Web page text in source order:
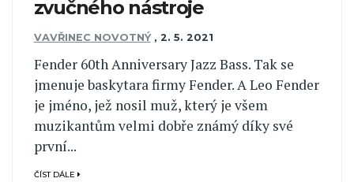
zvučného nástroje
VAVŘINEC NOVOTNÝ , 2. 5. 2021
Fender 60th Anniversary Jazz Bass. Tak se
jmenuje baskytara firmy Fender. A Leo Fender
je jméno, jež nosil muž, který je všem
muzikantům velmi dobře známý díky své
první...
ČÍST DÁLE